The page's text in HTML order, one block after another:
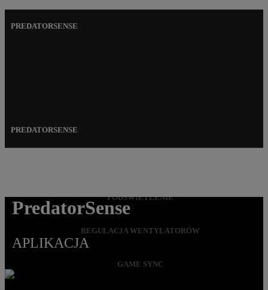
PREDATORSENSE
PODŚWIETLENIE
REGULACJA WENTYLATORÓW
GAME SYNC
PREDATORSENSE
PredatorSense
APLIKACJA